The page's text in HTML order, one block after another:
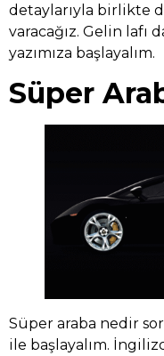
detaylarıyla birlikte
varacağız. Gelin lafı
yazımıza başlayalım.
Süper
Süper araba nedir
ile başlayalım.